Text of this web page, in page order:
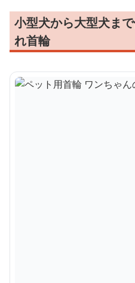
小型犬から大型犬ま
れ首輪